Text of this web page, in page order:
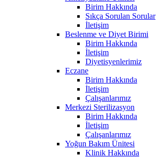
Birim Hakkında
Sıkça Sorulan Sorular
İletişim
Beslenme ve Diyet Birimi
Birim Hakkında
İletişim
Diyetisyenlerimiz
Eczane
Birim Hakkında
İletişim
Çalışanlarımız
Merkezi Sterilizasyon
Birim Hakkında
İletişim
Çalışanlarımız
Yoğun Bakım Ünitesi
Klinik Hakkında